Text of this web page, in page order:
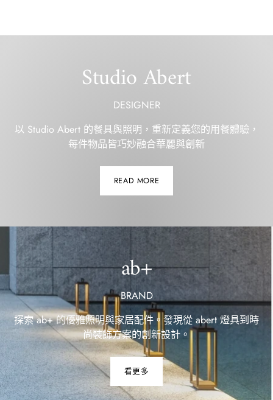
Studio Abert
DESIGNER
以 Studio Abert 的餐具與照明，重新定義您的用餐體驗，
每件物品皆巧妙融合華麗與創新
READ MORE
ab+
BRAND
探索 ab+ 的優雅照明與家居配件。發現從 abert 燈具到時
尚裝飾方案的創新設計。
看更多